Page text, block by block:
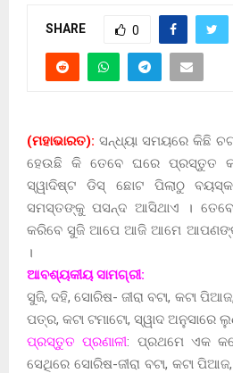
SHARE 0
(ମହାଭାରତ): ସନ୍ଧ୍ୟା ସମୟରେ କିଛି
ହେଉଛି କି ତେବେ ଘରେ ପ୍ରସ୍ତୁତ
ସ୍ୱାଦିଷ୍ଟ ଡିସ୍ ଛୋଟ ପିଲାଠୁ
ସମସ୍ତଙ୍କୁ ପସନ୍ଦ ଆସିଥାଏ ।
କରିବେ ସୁଜି ଆପେ ଆଜି ଆମେ
।
ଆବଶ୍ୟକୀୟ ସାମଗ୍ରୀ:
ସୁଜି, ଦହି, ସୋରିଷ- ଜୀରା ବଟା, କଟା
ପତ୍ର, କଟା ଟମାଟୋ, ସ୍ୱାଦ ଅନୁସାରେ
ପ୍ରସ୍ତୁତ ପ୍ରଣାଳୀ: ପ୍ରଥମେ ଏକ
ସେଥିରେ ସୋରିଷ-ଜୀରା ବଟା, କଟା